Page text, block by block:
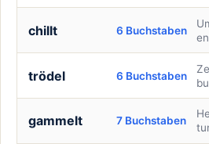
chillt 6 Buchstaben
trödel 6 Buchstaben
gammelt 7 Buchstaben